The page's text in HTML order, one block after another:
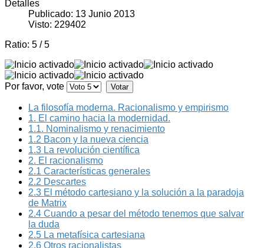
Detalles
Publicado: 13 Junio 2013
Visto: 229402
Ratio: 5 /5
Por favor, vote
La filosofía moderna. Racionalismo y empirismo
1. El camino hacia la modernidad.
1.1. Nominalismo y renacimiento
1.2 Bacon y la nueva ciencia
1.3 La revolución científica
2. El racionalismo
2.1 Características generales
2.2 Descartes
2.3 El método cartesiano y la solución a la paradoja
de Matrix
2.4 Cuando a pesar del método tenemos que salvar
la duda
2.5 La metafísica cartesiana
2.6 Otros racionalistas